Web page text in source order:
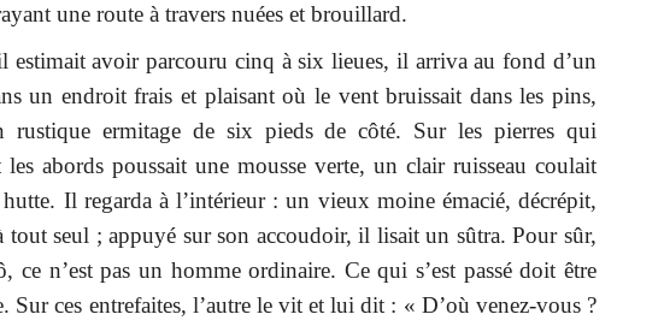
une route à travers nuées et brouillard.
estimait avoir parcouru cinq à six lieues, il arriva au fond d’un
un endroit frais et plaisant où le vent bruissait dans les pins,
rustique ermitage de six pieds de côté. Sur les pierres qui
les abords poussait une mousse verte, un clair ruisseau coulait
Il regarda à l’intérieur : un vieux moine émacié, décrépit,
tout seul ; appuyé sur son accoudoir, il lisait un sûtra. Pour sûr,
ce n’est pas un homme ordinaire. Ce qui s’est passé doit être
Sur ces entrefaites, l’autre le vit et lui dit : « D’où venez-vous ?